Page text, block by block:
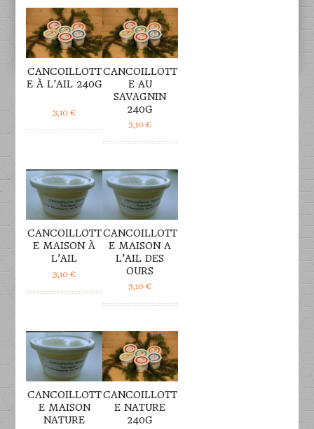
CANCOILLOTT
E À L’AIL 240G
3,10€
CANCOILLOTT
E AU
SAVAGNIN
240G
3,10€
CANCOILLOTT
E MAISON À
L’AIL
3,10€
CANCOILLOTT
E MAISON A
L’AIL DES
OURS
3,10€
CANCOILLOTT
E MAISON
NATURE
CANCOILLOTT
E NATURE
240G